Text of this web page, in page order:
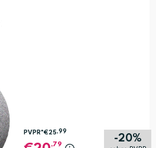
-20%
PVPR*€25,99
,79